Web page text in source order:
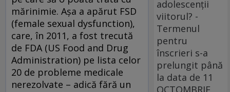
mărinimie. Așa a apărut FSD
(female se­xual dysfunction),
care, în 2011, a fost trecută
de FDA (US Food and Drug
Administration) pe lista celor
20 de probleme medicale
nerezolvate – adică fără un
adolescenții
viitorul? -
Termenul
pentru
înscrieri s-a
prelungit până
la data de 11
OCTOMBRIE